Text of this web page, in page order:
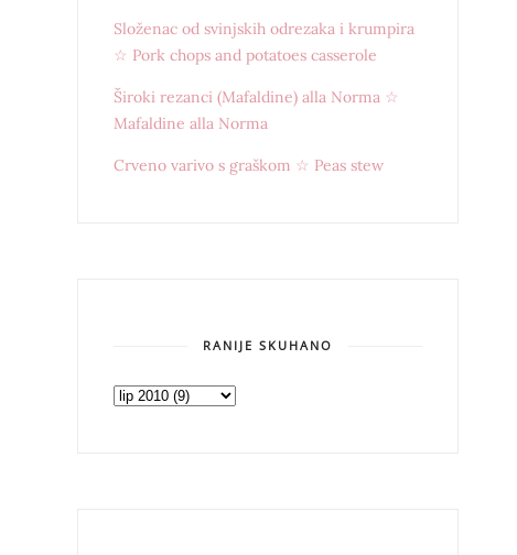
Složenac od svinjskih odrezaka i krumpira
☆ Pork chops and potatoes casserole
Široki rezanci (Mafaldine) alla Norma ☆
Mafaldine alla Norma
Crveno varivo s graškom ☆ Peas stew
RANIJE SKUHANO